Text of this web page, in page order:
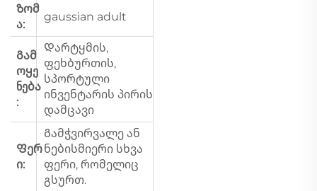
Ზომ
ა:
gaussian adult
Გამ
ოყე
ნება
:
Დარტყმის,
ფეხბურთის,
სპორტული
ინვენტარის პირის
დამცავი
Ფერ
ი:
Გამჭვირვალე ან
ნებისმიერი სხვა
ფერი, რომელიც
გსურთ.